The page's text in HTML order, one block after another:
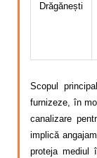
Drăgănești
Scopul
furnizeze, în
canalizare
implică
proteja mediul